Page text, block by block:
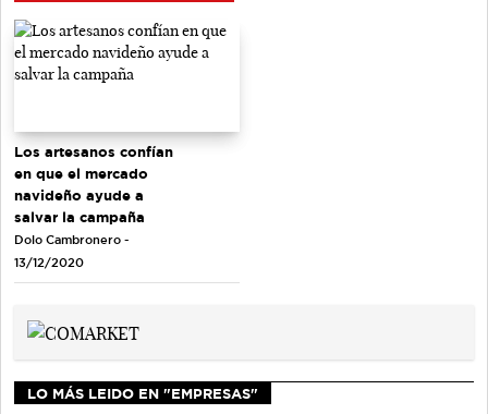
Los artesanos confían
en que el mercado
navideño ayude a
salvar la campaña
Dolo Cambronero -
13/12/2020
LO MÁS LEIDO EN "EMPRESAS"